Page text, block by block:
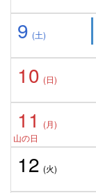
9 (土)
10 (日)
11
(月)
山の日
12 (火)